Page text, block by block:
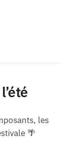
les
🌴